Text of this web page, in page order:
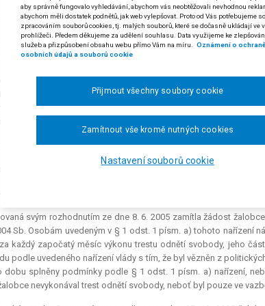
1 a 2 zákona č. 119/1990 Sb., o soudní rehabilitaci, ve znění
1 písm. a) nařízení vlády č. 622/2004 Sb., o
režimem v oblasti sociální (v textu též „nařízení vlády“)
rehabilitované podle § 33 odst. 1 zákona č. 119/1990
písm. a) nařízení vlády č. 622/2004 Sb. tím spíše, že
k důchodu i osobám nezákonně zbaveným osobní
postupem podle § 33 odst. 2 zákona č. 119/
Nejvyššího správního soudu ze dne 7. 2. 2007, čj. 3 Ads 53/
Karel P. proti České správě sociálního zabezpečení o
svým rozhodnutím ze dne 8. 6. 2005 zamítla žádost
Sb. Osobám uvedeným v § 1 odst. 1 písm. a) tohoto nařízení
každý započatý měsíc výkonu trestu odnětí svobody, jeho
podle uvedeného nařízení vlády s tím, že byl vězněn z
dobu splněny podmínky podle § 1 odst. 1 písm. a) nařízení,
nevykonával trest odnětí svobody, neboť byl pouze ve
aby správně fungovalo vyhledávání, abychom vás neobtěžovali nevhodnou
abychom měli dostatek podnětů, jak web vylepšovat. Proto od Vás potřebujeme
zpracováním souborů cookies, tj. malých souborů, které se dočasně ukládají ve
prohlížeči. Předem děkujeme za udělení souhlasu. Data využijeme ke
služeb a přizpůsobení obsahu webu přímo Vám na míru.
Oznámení o ochraně
osobních údajů a souborů cookie
Nastavení souborů cookie
Zamítnout vše kromě nutných cookies
Přijmout všechny soubory cookie